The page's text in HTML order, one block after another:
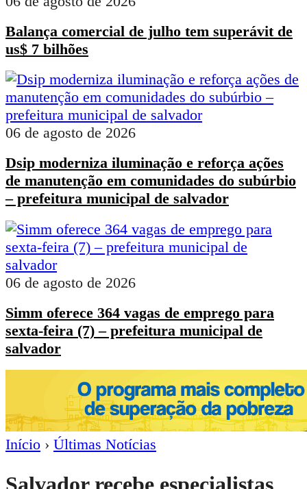
Balança comercial de julho tem superávit de
us$ 7 bilhões
06 de agosto de 2026
Dsip moderniza iluminação e reforça ações
de manutenção em comunidades do subúrbio
– prefeitura municipal de salvador
06 de agosto de 2026
Simm oferece 364 vagas de emprego para
sexta-feira (7) – prefeitura municipal de
salvador
Início › Últimas Notícias
Salvador recebe especialistas